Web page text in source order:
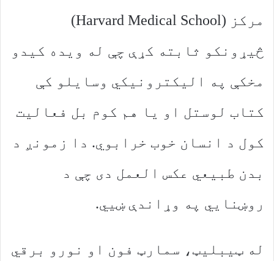
مرکز (Harvard Medical School)
څیړونکو ثابته کړې چې له ویده کیدو
مخکې په الیکترونیکي وسایلو کې
کتاب لوستل او یا هم کوم بل فعالیت
کول د انسان خوب خرابوي. دا زمونږ د
بدن طبیعي عکس العمل دی چې د
روښنایي په وړاندې ښيي.
له ټیبلیټ، سمارټ فون او نورو برقي